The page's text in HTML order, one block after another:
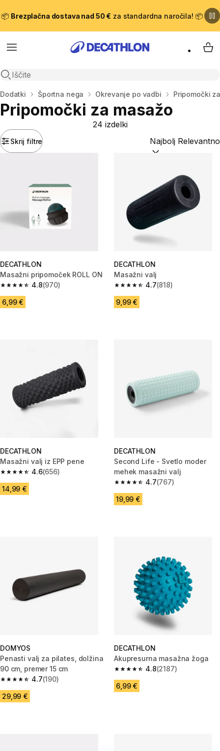
📦 Brezplačna dostava nad 50 € za standardna naročila! 📦
Meni
Odpri iskanje
Domov
Dodatki Športna nega Okrevanje po vadbi Pripomočki
Pripomočki za masažo
Skrij filtre
24 izdelki
Razvrsti po:
DECATHLON
Masažni pripomoček ROLL ON
4.8
4.8 od 5 zvezdic from 970 ocene
(970)
6,99 €
DECATHLON
Masažni valj
4.7
4.7 od 5 zvezdic from 818
(818)
9,99 €
DECATHLON
Masažni valj iz EPP pene
4.6
4.6 od 5 zvezdic from 656 ocene
(656)
14,99 €
DECATHLON
Second Life - Svetlo moder
mehek masažni valj
4.7
4.7 od 5 zvezdic from 767
(767)
19,99 €
DOMYOS
Penasti valj za pilates, dolžina
90 cm, premer 15 cm
4.7
4.7 od 5 zvezdic from 190 ocene
(190)
29,99 €
DECATHLON
Akupresurna masažna žoga
4.8
4.8 od 5 zvezdic from 2187
(2187)
6,99 €